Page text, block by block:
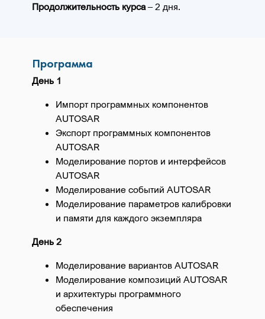
Продолжительность курса– 2 дня.
Программа
День 1
Импорт программных компонентов
AUTOSAR
Экспорт программных компонентов
AUTOSAR
Моделирование портов и интерфейсов
AUTOSAR
Моделирование событий AUTOSAR
Моделирование параметров калибровки
и памяти для каждого экземпляра
День 2
Моделирование вариантов AUTOSAR
Моделирование композиций AUTOSAR
и архитектуры программного
обеспечения